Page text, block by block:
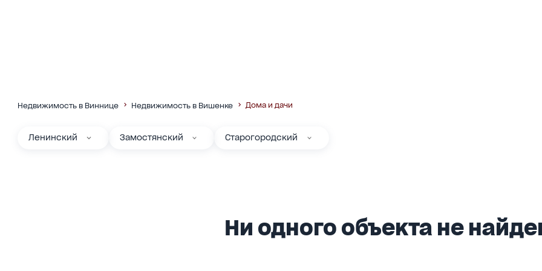
Недвижимость в Виннице Недвижимость в Вишенке Дома и дачи
Ленинский Замостянский Старогородский
Ни одного объекта не